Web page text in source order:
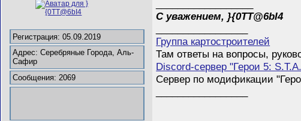
Регистрация: 05.09.2019
Адрес: Серебряные Города, Аль-
Сафир
Сообщения: 2069
С уважением, }{0TT@6bI4
Группа картостроителей
Там ответы на вопросы,
Discord-сервер "Герои 5:
Сервер по модификации